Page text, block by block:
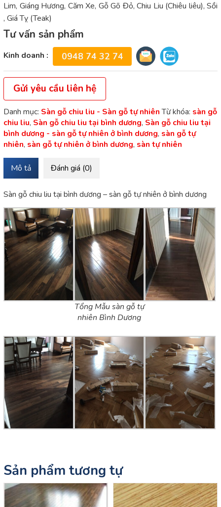
Lim, Giáng Hương, Căm Xe, Gỗ Gõ Đỏ, Chiu Liu (Chiêu liêu), Sồi
, Giá Tỵ (Teak)
Tư vấn sản phẩm
Kinh doanh : 0948 74 32 74
Gửi yêu cầu liên hệ
Danh mục: Sàn gỗ chiu liu - Sàn gỗ tự nhiên Từ khóa: sàn gỗ
chiu liu, Sàn gỗ chiu liu tại bình dương, Sàn gỗ chiu liu tại
bình dương - sàn gỗ tự nhiên ở bình dương, sàn gỗ tự
nhiên, sàn gỗ tự nhiên ở bình dương, sàn tự nhiên
Mô tả Đánh giá (0)
Sàn gỗ chiu liu tại bình dương – sàn gỗ tự nhiên ở bình dương
Tổng Mẫu sàn gỗ tự
nhiên Bình Dương
Sản phẩm tương tự